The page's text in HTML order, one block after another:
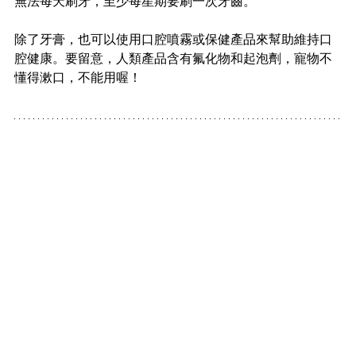
除了牙膏，也可以使用口腔噴霧或保健產品來幫助維持口
腔健康。要留意，人類產品含有氟化物和起泡劑，寵物不
懂得漱口，不能用喔！